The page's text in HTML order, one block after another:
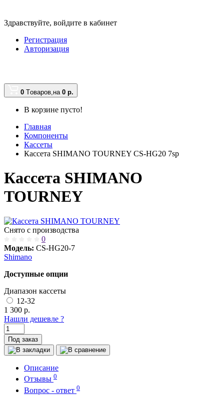
Здравствуйте, войдите в кабинет
Регистрация
Авторизация
0 Tоваров, на 0 р.
В корзине пусто!
Главная
Компоненты
Кассеты
Кассета SHIMANO TOURNEY CS-HG20 7sp
Кассета SHIMANO
TOURNEY
Снято с производства
0
Модель: CS-HG20-7
Shimano
Доступные опции
Диапазон кассеты
12-32
1 300 р.
Нашли дешевле ?
Под заказ
Описание
Отзывы 0
Вопрос - ответ 0